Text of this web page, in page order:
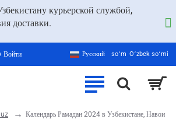
курьерской службой,
доставки.
Войти Русский soʻm Oʻzbek soʻmi
Календарь Рамадан 2024 в Узбекистане, Навои